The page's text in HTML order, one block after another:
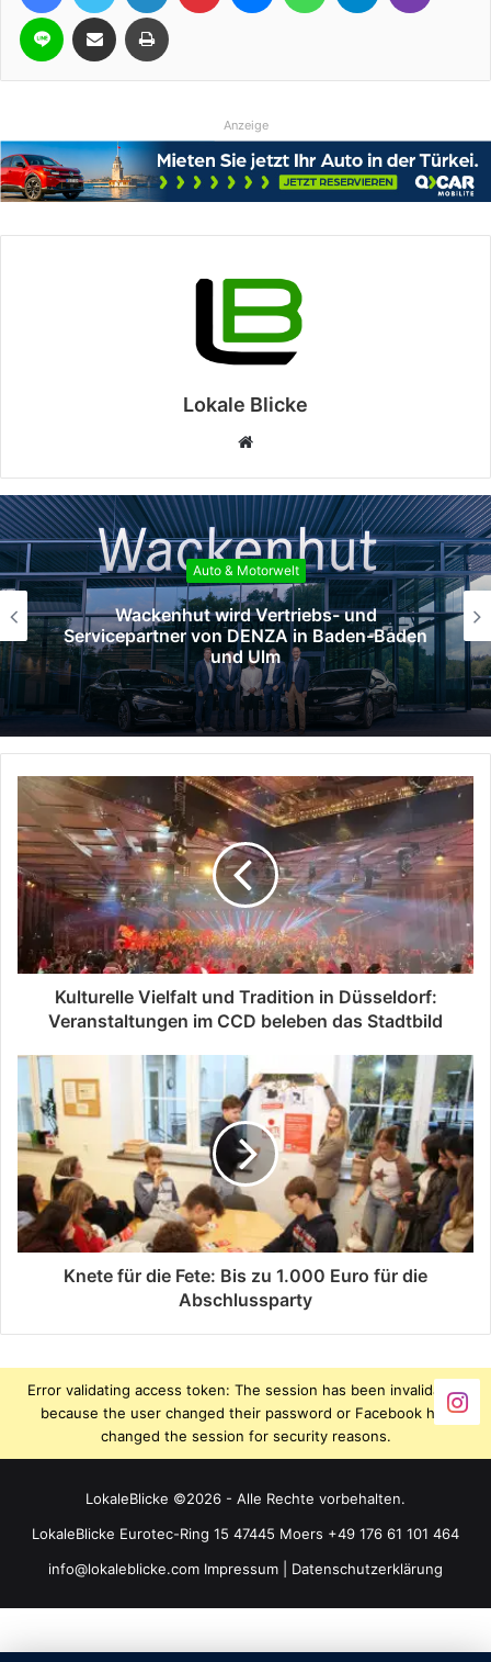
Line Teile per E-Mail Drucken
Anzeige
Lokale Blicke
Webseite
Auto & Motorwelt
Das DENZA-Händlernetz wächst weiter:
Ebert wird neuer Vertriebspartner
Kulturelle Vielfalt und Tradition in Düsseldorf:
Veranstaltungen im CCD beleben das Stadtbild
Knete für die Fete: Bis zu 1.000 Euro für die
Abschlussparty
Error validating access token: The session has been invalidated
because the user changed their password or Facebook has
changed the session for security reasons.
LokaleBlicke ©2026 - Alle Rechte vorbehalten.
LokaleBlicke Eurotec-Ring 15 47445 Moers +49 176 61 101 464
info@lokaleblicke.com Impressum Datenschutzerklärung